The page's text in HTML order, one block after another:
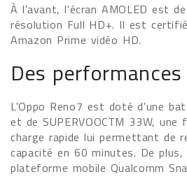
À l'avant, l'écran AMOLED est
résolution Full HD+. Il est
Amazon Prime vidéo HD.
Des
L'Oppo Reno7 est doté d'une
et de SUPERVOOCTM 33W,
charge rapide lui permettant de
capacité en 60 minutes. De
plateforme mobile Qualcomm